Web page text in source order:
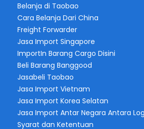
Belanja di Taobao
Cara Belanja Dari China
Freight Forwarder
Jasa Import Singapore
ImportIn Barang Cargo Disini
Beli Barang Banggood
Jasabeli Taobao
Jasa Import Vietnam
Jasa Import Korea Selatan
Jasa Import Antar Negara Antara
Syarat dan Ketentuan